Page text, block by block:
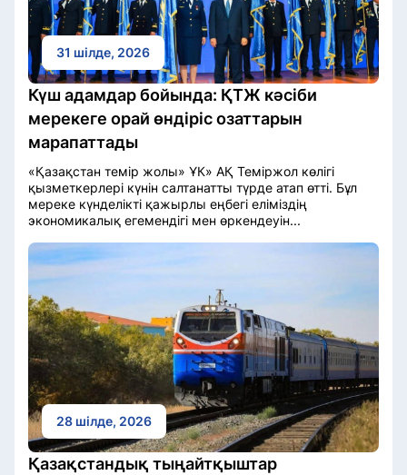
31 шілде, 2026
Күш адамдар бойында: ҚТЖ кәсіби
мерекеге орай өндіріс озаттарын
марапаттады
«Қазақстан темір жолы» ҰК» АҚ Теміржол көлігі
қызметкерлері күнін салтанатты түрде атап өтті. Бұл
мереке күнделікті қажырлы еңбегі еліміздің
экономикалық егемендігі мен өркендеуін...
28 шілде, 2026
Қазақстандық тыңайтқыштар